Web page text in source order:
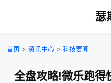
瑟
首页 > 资讯中心 > 科技要闻
全盘攻略!微乐跑得